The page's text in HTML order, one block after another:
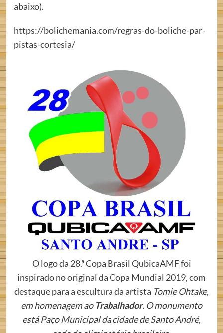
abaixo).
https://bolichemania.com/regras-do-boliche-par-
pistas-cortesia/
O logo da 28.ª Copa Brasil QubicaAMF foi
inspirado no original da Copa Mundial 2019, com
destaque para a escultura da artista Tomie Ohtake,
em homenagem ao Trabalhador. O monumento
está Paço Municipal da cidade de Santo André,